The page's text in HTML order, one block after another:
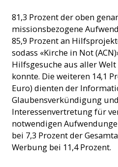
81,3 Prozent der oben
missionsbezogene
85,9 Prozent an
sodass «Kirche in Not
Hilfsgesuche aus aller
konnte. Die weiteren 14,1
Euro) dienten der
Glaubensverkündigung
Interessenvertretung für
notwendigen
bei 7,3 Prozent der
Werbung bei 11,4 Prozent.